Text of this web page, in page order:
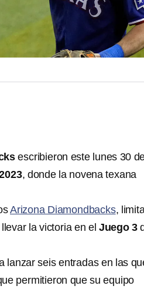
escribieron este lunes 30
, donde la novena texana
Arizona Diamondbacks,
la victoria en el Juego 3
lanzar seis entradas en las
permitieron que su equipo